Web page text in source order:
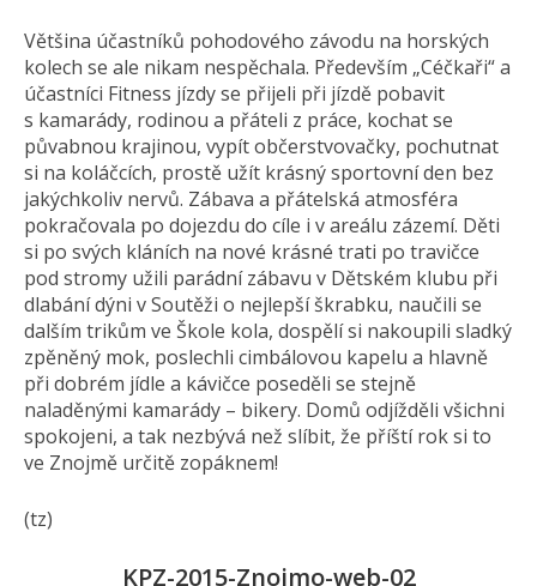
Většina účastníků pohodového závodu na horských
kolech se ale nikam nespěchala. Především „Céčkaři“ a
účastníci Fitness jízdy se přijeli při jízdě pobavit
s kamarády, rodinou a přáteli z práce, kochat se
půvabnou krajinou, vypít občerstvovačky, pochutnat
si na koláčcích, prostě užít krásný sportovní den bez
jakýchkoliv nervů. Zábava a přátelská atmosféra
pokračovala po dojezdu do cíle i v areálu zázemí. Děti
si po svých kláních na nové krásné trati po travičce
pod stromy užili parádní zábavu v Dětském klubu při
dlabání dýni v Soutěži o nejlepší škrabku, naučili se
dalším trikům ve Škole kola, dospělí si nakoupili sladký
zpěněný mok, poslechli cimbálovou kapelu a hlavně
při dobrém jídle a kávičce poseděli se stejně
naladěnými kamarády – bikery. Domů odjížděli všichni
spokojeni, a tak nezbývá než slíbit, že příští rok si to
ve Znojmě určitě zopáknem!
(tz)
KPZ-2015-Znojmo-web-02